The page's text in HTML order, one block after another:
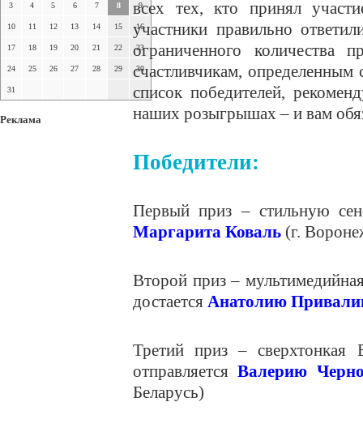
3 4 5 6 7 8 9
10 11 12 13 14 15 16
17 18 19 20 21 22 23
24 25 26 27 28 29 30
31
Реклама
всех тех, кто принял
участники правильно
ограниченного количества
счастливчикам,
список победителей,
наших розыгрышах – и вам
Победители:
Первый приз – стильную
Маргарита Коваль (г.
Второй приз –
достается Анатолию
Третий приз – сверхтонкая
отправляетсяВалерию
Беларусь)